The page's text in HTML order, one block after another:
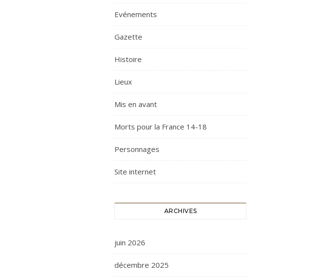
Evénements
Gazette
Histoire
Lieux
Mis en avant
Morts pour la France 14-18
Personnages
Site internet
ARCHIVES
juin 2026
décembre 2025